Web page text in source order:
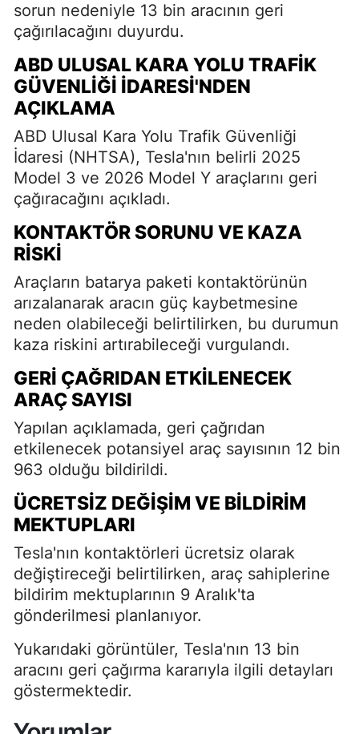
sorun nedeniyle 13 bin aracının geri
çağırılacağını duyurdu.
ABD ULUSAL KARA YOLU TRAFIK
GÜVENLIĞI İDARESI'NDEN
AÇIKLAMA
ABD Ulusal Kara Yolu Trafik Güvenliği
İdaresi (NHTSA), Tesla'nın belirli 2025
Model 3 ve 2026 Model Y araçlarını geri
çağıracağını açıkladı.
KONTAKTÖR SORUNU VE KAZA
RISKI
Araçların batarya paketi kontaktörünün
arızalanarak aracın güç kaybetmesine
neden olabileceği belirtilirken, bu durumun
kaza riskini artırabileceği vurgulandı.
GERI ÇAĞRIDAN ETKILENECEK
ARAÇ SAYISI
Yapılan açıklamada, geri çağrıdan
etkilenecek potansiyel araç sayısının 12 bin
963 olduğu bildirildi.
ÜCRETSIZ DEĞIŞIM VE BILDIRIM
MEKTUPLARI
Tesla'nın kontaktörleri ücretsiz olarak
değiştireceği belirtilirken, araç sahiplerine
bildirim mektuplarının 9 Aralık'ta
gönderilmesi planlanıyor.
Yukarıdaki görüntüler, Tesla'nın 13 bin
aracını geri çağırma kararıyla ilgili detayları
göstermektedir.